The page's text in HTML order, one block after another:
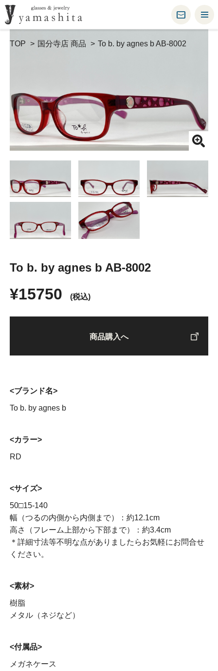
TOP 国分寺店 商品 To b. by agnes b AB-8002
To b. by agnes b AB-8002
¥15750 (税込)
商品購入へ
<ブランド名>
To b. by agnes b
<カラー>
RD
<サイズ>
50□15-140
幅（つるの内側から内側まで）：約12.1cm
高さ（フレーム上部から下部まで）：約3.4cm
＊詳細寸法等不明な点がありましたらお気軽にお問合せ
ください。
<素材>
樹脂
メタル（ネジなど）
<付属品>
メガネケース